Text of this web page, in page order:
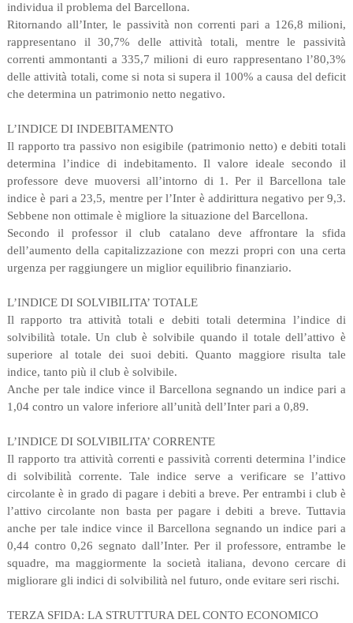
individua il problema del Barcellona.
Ritornando all’Inter, le passività non correnti pari a 126,8 milioni,
rappresentano il 30,7% delle attività totali, mentre le passività
correnti ammontanti a 335,7 milioni di euro rappresentano l’80,3%
delle attività totali, come si nota si supera il 100% a causa del deficit
che determina un patrimonio netto negativo.
L’INDICE DI INDEBITAMENTO
Il rapporto tra passivo non esigibile (patrimonio netto) e debiti totali
determina l’indice di indebitamento. Il valore ideale secondo il
professore deve muoversi all’intorno di 1. Per il Barcellona tale
indice è pari a 23,5, mentre per l’Inter è addirittura negativo per 9,3.
Sebbene non ottimale è migliore la situazione del Barcellona.
Secondo il professor il club catalano deve affrontare la sfida
dell’aumento della capitalizzazione con mezzi propri con una certa
urgenza per raggiungere un miglior equilibrio finanziario.
L’INDICE DI SOLVIBILITA’ TOTALE
Il rapporto tra attività totali e debiti totali determina l’indice di
solvibilità totale. Un club è solvibile quando il totale dell’attivo è
superiore al totale dei suoi debiti. Quanto maggiore risulta tale
indice, tanto più il club è solvibile.
Anche per tale indice vince il Barcellona segnando un indice pari a
1,04 contro un valore inferiore all’unità dell’Inter pari a 0,89.
L’INDICE DI SOLVIBILITA’ CORRENTE
Il rapporto tra attività correnti e passività correnti determina l’indice
di solvibilità corrente. Tale indice serve a verificare se l’attivo
circolante è in grado di pagare i debiti a breve. Per entrambi i club è
l’attivo circolante non basta per pagare i debiti a breve. Tuttavia
anche per tale indice vince il Barcellona segnando un indice pari a
0,44 contro 0,26 segnato dall’Inter. Per il professore, entrambe le
squadre, ma maggiormente la società italiana, devono cercare di
migliorare gli indici di solvibilità nel futuro, onde evitare seri rischi.
TERZA SFIDA: LA STRUTTURA DEL CONTO ECONOMICO